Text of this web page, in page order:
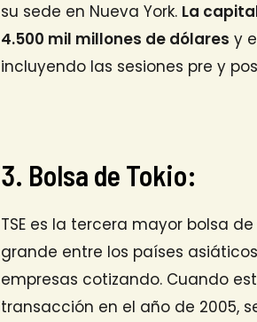
su sede en Nueva York. La
4.500 mil millones de dólares y
incluyendo las sesiones pre y
3. Bolsa de Tokio:
TSE es la tercera mayor bolsa
grande entre los países
empresas cotizando. Cuando
transacción en el año de 2005,